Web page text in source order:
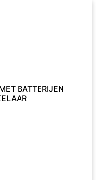
BATTERIJEN